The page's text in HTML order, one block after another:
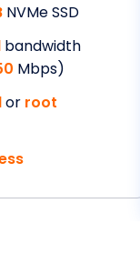
NVMe SSD
bandwidth
Mbps)
or root